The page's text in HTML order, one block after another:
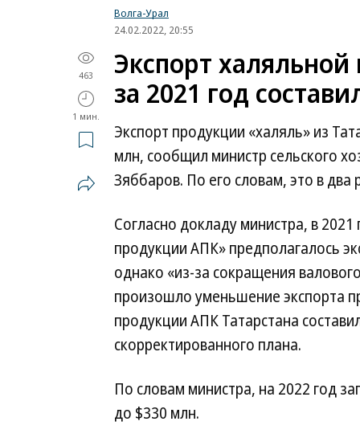
Волга-Урал
24.02.2022, 20:55
463
1 мин.
Экспорт халяльной
за 2021 год
Экспорт продукции «халяль» из
млн, сообщил министр сельского
Зяббаров. По его словам, это в два
Согласно докладу министра, в
продукции АПК» предполагалось
однако «из-за сокращения
произошло уменьшение экспорта
продукции АПК Татарстана
скорректированного плана.
По словам министра, на 2022 год
до $330 млн.